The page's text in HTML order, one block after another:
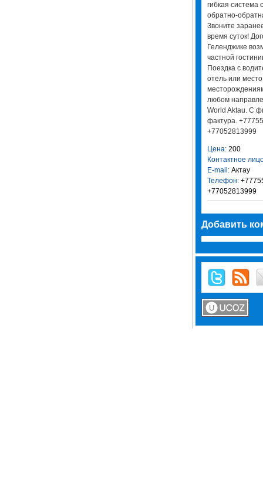
гибкая система
обратно-
Звоните
время суток!
Геленджике
частной
Поездка с
отель или
любом
World Aktau. С
фактура.
+77052813999
Цена:200
Контактное
E-mail:Актау
Телефон:
+77052813999
Добавить